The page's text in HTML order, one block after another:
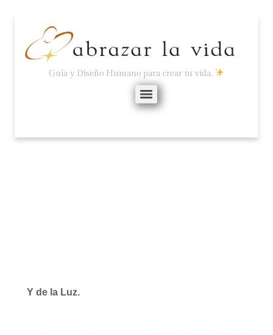
Guía y Diseño Humano para crear tu vida.
Y de la Luz.